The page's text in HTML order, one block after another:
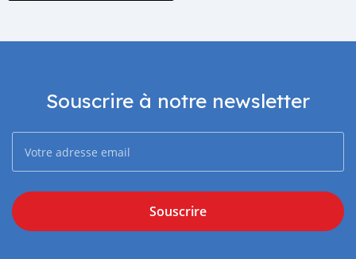
Souscrire à notre newsletter
Souscrire